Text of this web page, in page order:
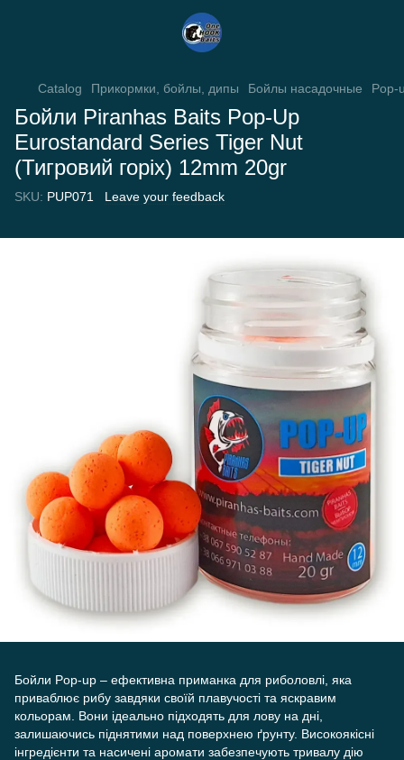
Catalog Прикормки, бойлы, дипы Бойлы насадочные Pop-
Бойли Piranhas Baits Pop-Up
Eurostandard Series Tiger Nut
(Тигровий горіх) 12mm 20gr
SKU: PUP071 Leave your feedback
Бойли Pop-up – ефективна приманка для риболовлі, яка
приваблює рибу завдяки своїй плавучості та яскравим
кольорам. Вони ідеально підходять для лову на дні,
залишаючись піднятими над поверхнею ґрунту. Високоякісні
інгредієнти та насичені аромати забезпечують тривалу дію